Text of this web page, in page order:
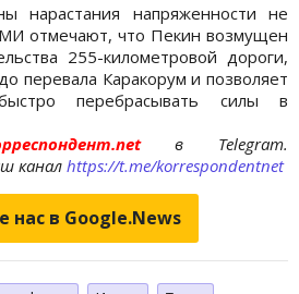
нарастания напряженности не
отмечают, что Пекин возмущен
255-километровой дороги,
перевала Каракорум и позволяет
перебрасывать силы в
в Telegram.
канал https://t.me/korrespondentnet
нас в Google.News